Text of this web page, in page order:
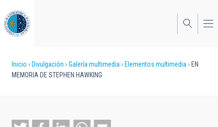
al
contenido
principal
Sobrescribir
ayuda
Inicio Divulgación Galería multimedia Elementos multimedia
EN
MEMORIA DE STEPHEN HAWKING